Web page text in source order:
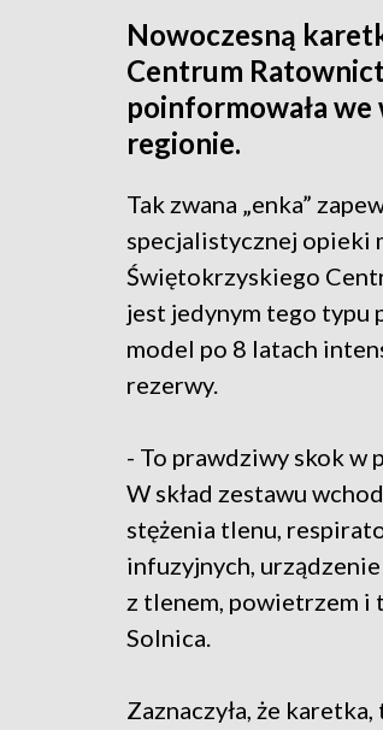
Nowoczesną
Centrum
poinformowała
regionie.
Tak zwana „enka”
specjalistycznej opieki
Świętokrzyskiego
jest jedynym tego typu
model po 8 latach
rezerwy.
- To prawdziwy skok w
W skład zestawu
stężenia tlenu,
infuzyjnych,
z tlenem, powietrzem
Solnica.
Zaznaczyła, że